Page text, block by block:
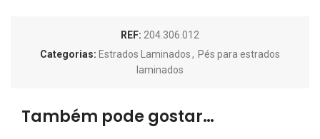
REF: 204.306.012
Categorias: Estrados Laminados, Pés para estrados
laminados
Também pode gostar…